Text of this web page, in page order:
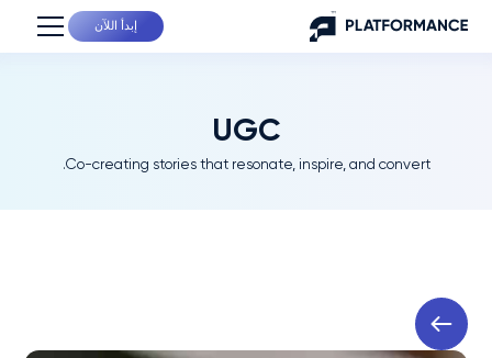
إبدأ اللآن
UGC
Co-creating stories that resonate, inspire, and convert.